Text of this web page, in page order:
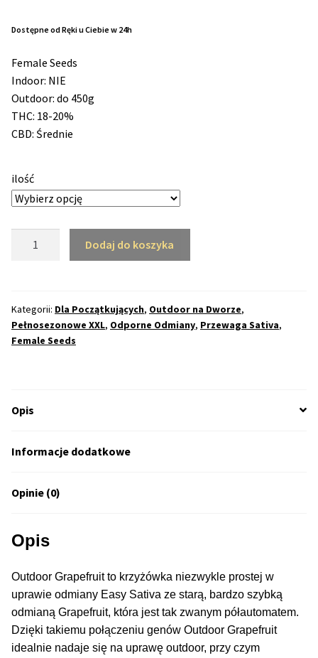
Max THC 21% i Więcej
Medyczne Odmiany
Przewaga Indica
100% Indica
50% Indica i 50% Sativa
Duże Oryginalne Opakowania
TOP 10 Auto
TOP 10 Indoor
Fajki Wodne
Inne Akcesoria
Dostępne od Ręki u Ciebie w 24h
Female Seeds
Indoor: NIE
Outdoor: do 450g
THC: 18-20%
CBD: Średnie
ilość
(FS)
Dodaj do koszyka
Kategorii: Dla Początkujących, Outdoor na Dworze,
Pełnosezonowe XXL, Odporne Odmiany, Przewaga Sativa,
Female Seeds
Opis
Informacje dodatkowe
Opinie (0)
Opis
Outdoor Grapefruit to krzyżówka niezwykle prostej w
uprawie odmiany Easy Sativa ze starą, bardzo szybką
odmianą Grapefruit, która jest tak zwanym półautomatem.
Dzięki takiemu połączeniu genów Outdoor Grapefruit
idealnie nadaje się na uprawę outdoor, przy czym